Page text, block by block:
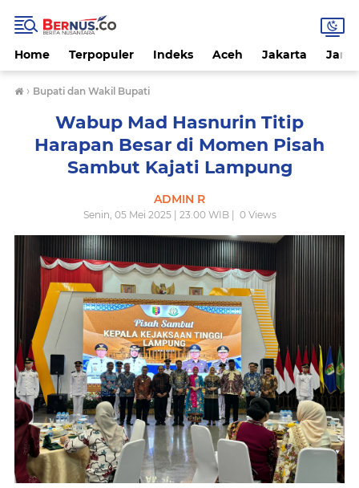
Home Terpopuler Indeks Aceh Jakarta
› Bupati dan Wakil Bupati
Wabup Mad Hasnurin Titip
Harapan Besar di Momen Pisah
Sambut Kajati Lampung
ADMIN R
Senin, 05 Mei 2025 | 23.00 WIB | 0Views